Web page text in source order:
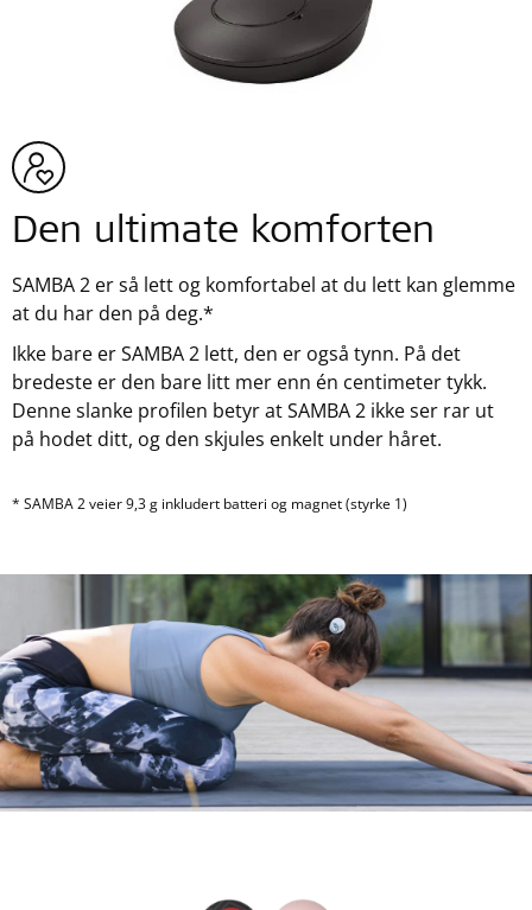
Den ultimate komforten
SAMBA 2 er så lett og komfortabel at du lett kan glemme
at du har den på deg.*
Ikke bare er SAMBA 2 lett, den er også tynn. På det
bredeste er den bare litt mer enn én centimeter tykk.
Denne slanke profilen betyr at SAMBA 2 ikke ser rar ut
på hodet ditt, og den skjules enkelt under håret.
* SAMBA 2 veier 9,3 g inkludert batteri og magnet (styrke 1)